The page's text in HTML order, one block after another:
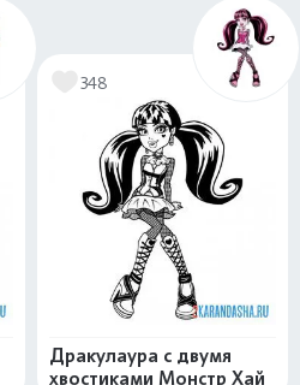
348
Дракулаура с двумя
хвостиками Монстр Хай